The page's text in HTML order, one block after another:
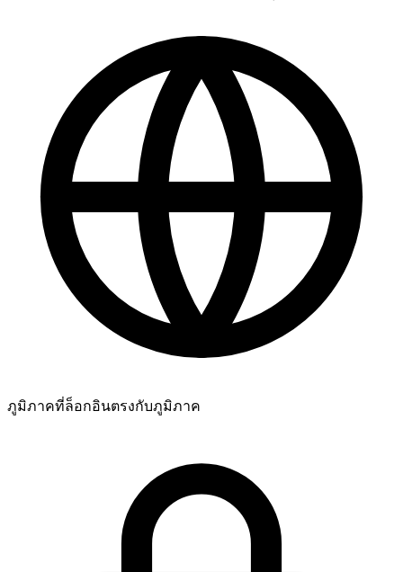
ยอดเยี่ยม! ฉันสามารถติดตามความคืบหน้าแบบสดๆ ได้ไหม?
ยอดเยี่ยมมาก พวกคุณคือที่สุดเลย 🧡
ภูมิภาคที่ล็อกอินตรงกับภูมิภาค